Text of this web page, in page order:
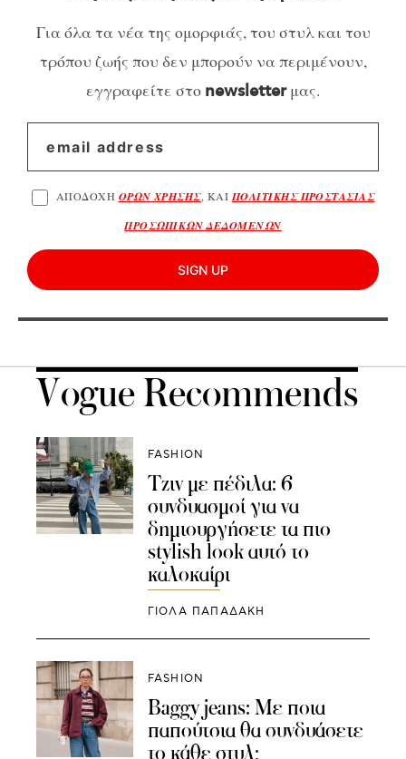
Για όλα τα νέα της ομορφιάς, του στυλ και του
τρόπου ζωής που δεν μπορούν να περιμένουν,
εγγραφείτε στο newsletterμας.
ΑΠΟΔΟΧΗ ΟΡΩΝ ΧΡΗΣΗΣ, ΚΑΙ ΠΟΛΙΤΙΚΗΣ ΠΡΟΣΤΑΣΙΑΣ
ΠΡΟΣΩΠΙΚΩΝ ΔΕΔΟΜΕΝΩΝ
SIGN UP
Vogue Recommends
FASHION
Τζιν με πέδιλα: 6
συνδυασμοί για να
δημιουργήσετε τα πιο
stylish look αυτό το
καλοκαίρι
ΓΙΌΛΑ ΠΑΠΑΔΆΚΗ
FASHION
Baggy jeans: Με ποια
παπούτσια θα συνδυάσετε
το κάθε στυλ;